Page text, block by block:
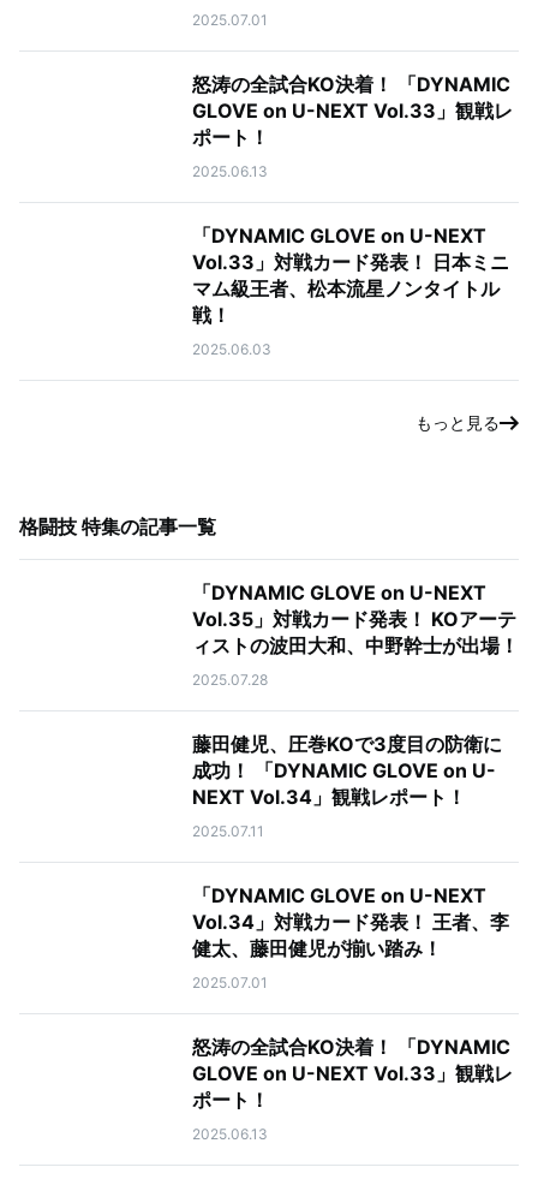
2025.07.01
怒涛の全試合KO決着！ 「DYNAMIC
GLOVE on U-NEXT Vol.33」観戦レ
ポート！
2025.06.13
「DYNAMIC GLOVE on U-NEXT
Vol.33」対戦カード発表！ 日本ミニ
マム級王者、松本流星ノンタイトル
戦！
2025.06.03
もっと見る
格闘技 特集の記事一覧
「DYNAMIC GLOVE on U-NEXT
Vol.35」対戦カード発表！ KOアーテ
ィストの波田大和、中野幹士が出場！
2025.07.28
藤田健児、圧巻KOで3度目の防衛に
成功！ 「DYNAMIC GLOVE on U-
NEXT Vol.34」観戦レポート！
2025.07.11
「DYNAMIC GLOVE on U-NEXT
Vol.34」対戦カード発表！ 王者、李
健太、藤田健児が揃い踏み！
2025.07.01
怒涛の全試合KO決着！ 「DYNAMIC
GLOVE on U-NEXT Vol.33」観戦レ
ポート！
2025.06.13